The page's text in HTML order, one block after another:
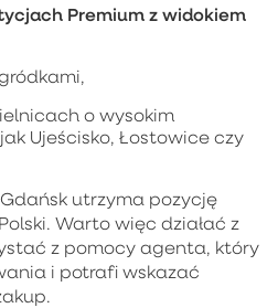
Premium z widokiem
o wysokim
Ujeścisko, Łostowice czy
utrzyma pozycję
Warto więc działać z
z pomocy agenta, który
i potrafi wskazać